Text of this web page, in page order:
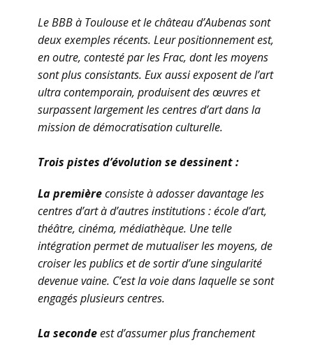
Le BBB à Toulouse et le château d’Aubenas sont
deux exemples récents. Leur positionnement est,
en outre, contesté par les Frac, dont les moyens
sont plus consistants. Eux aussi exposent de l’art
ultra contemporain, produisent des œuvres et
surpassent largement les centres d’art dans la
mission de démocratisation culturelle.
Trois pistes d’évolution se dessinent :
La premièreconsiste à adosser davantage les
centres d’art à d’autres institutions : école d’art,
théâtre, cinéma, médiathèque. Une telle
intégration permet de mutualiser les moyens, de
croiser les publics et de sortir d’une singularité
devenue vaine. C’est la voie dans laquelle se sont
engagés plusieurs centres.
La secondeest d’assumer plus franchement